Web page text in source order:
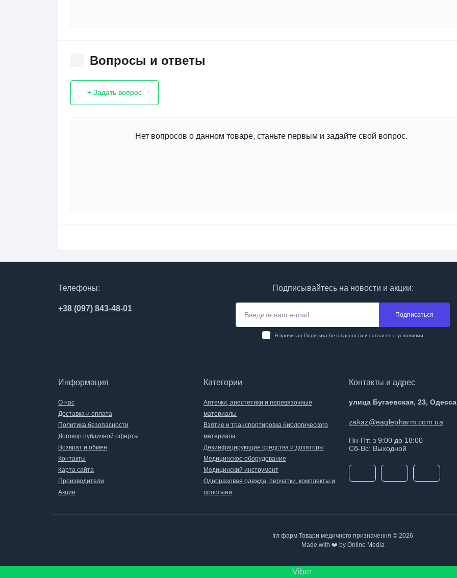
Вопросы и ответы
+ Задать вопрос
Нет вопросов о данном товаре, станьте первым и задайте свой вопрос.
Телефоны:
+38 (097) 843-48-01
Подписывайтесь на новости и акции:
Подписаться
Я прочитал Политика безопасности и согласен с условиями
Информация
О нас
Доставка и оплата
Политика безопасности
Договор публичной оферты
Возврат и обмен
Контакты
Карта сайта
Производители
Акции
Категории
Аптечки, анестетики и перевязочные
материалы
Взятие и транспортировка биологического
материала
Дезинфицирующие средства и дозаторы
Медицинское оборудование
Медицинский инструмент
Одноразовая одежда, перчатки, комплекты и
простыни
Контакты и адрес
улица Бугаевская, 23,
zakaz@eaglepharm.com.ua
Пн-Пт: з 9:00 до 18:00
Сб-Вс: Выходной
Ігл фарм Товари медичного призначення © 2026
Made with ❤️ by Online Media
Viber